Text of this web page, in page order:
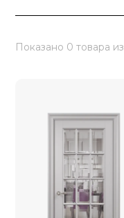
Показано 0 товара из